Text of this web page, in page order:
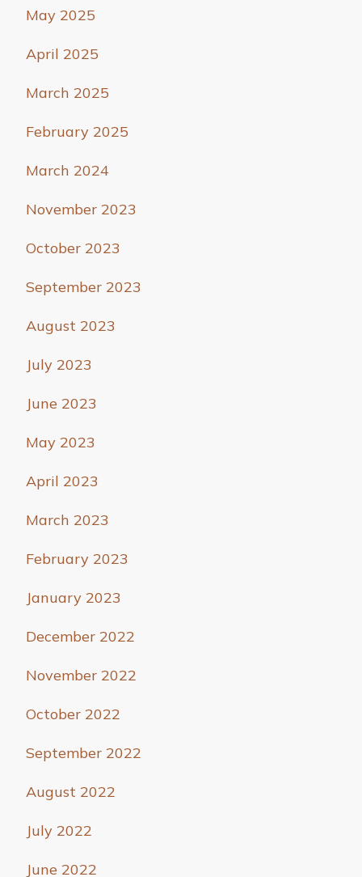
May 2025
April 2025
March 2025
February 2025
March 2024
November 2023
October 2023
September 2023
August 2023
July 2023
June 2023
May 2023
April 2023
March 2023
February 2023
January 2023
December 2022
November 2022
October 2022
September 2022
August 2022
July 2022
June 2022